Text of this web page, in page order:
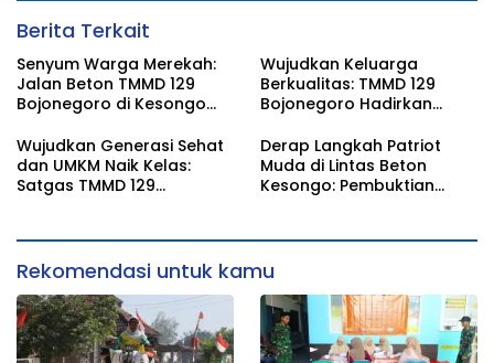
Berita Terkait
Senyum Warga Merekah:
Jalan Beton TMMD 129
Bojonegoro di Kesongo
Wujudkan Keluarga
Berkualitas: TMMD 129
Bojonegoro Hadirkan
Wujudkan Generasi Sehat
dan UMKM Naik Kelas:
Satgas TMMD 129
Pangan di Kesongo
Derap Langkah Patriot
Muda di Lintas Beton
Kesongo: Pembuktian
Rekomendasi untuk kamu